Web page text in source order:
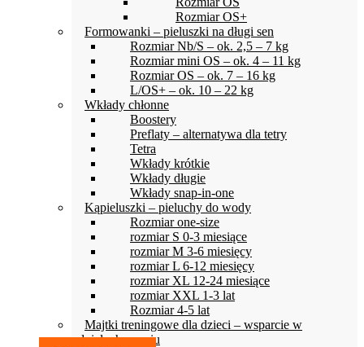
Rozmiar OS+
Formowanki – pieluszki na długi sen
Rozmiar Nb/S – ok. 2,5 – 7 kg
Rozmiar mini OS – ok. 4 – 11 kg
Rozmiar OS – ok. 7 – 16 kg
L/OS+ – ok. 10 – 22 kg
Wkłady chłonne
Boostery
Preflaty – alternatywa dla tetry
Tetra
Wkłady krótkie
Wkłady długie
Wkłady snap-in-one
Kąpieluszki – pieluchy do wody
Rozmiar one-size
rozmiar S 0-3 miesiące
rozmiar M 3-6 miesięcy
rozmiar L 6-12 miesięcy
rozmiar XL 12-24 miesiące
rozmiar XXL 1-3 lat
Rozmiar 4-5 lat
Majtki treningowe dla dzieci – wsparcie w
odpieluchowaniu